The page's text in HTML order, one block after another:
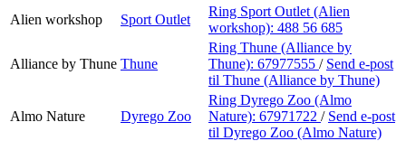
Alien workshop
Sport Outlet
Ring Sport Outlet (Alien
workshop): 488 56 685
Alliance by Thune Thune
Ring Thune (Alliance by
Thune): 67977555 / Send e-post
til Thune (Alliance by Thune)
Almo Nature Dyrego Zoo
Ring Dyrego Zoo (Almo
Nature): 67971722 / Send e-post
til Dyrego Zoo (Almo Nature)